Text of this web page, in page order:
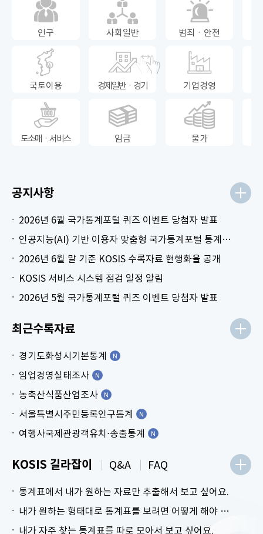
인구 사회일반 범죄ㆍ안전
국토이용 경제일반ㆍ경기 기업경영
도소매ㆍ서비스 임금 물가
공지사항
2026년 6월 국가통계포털 퀴즈 이벤트 당첨자 발표
인공지능(AI) 기반 이용자 맞춤형 국가통계포털 통계표 생성 시범 서비스 안내
2026년 6월 말 기준 KOSIS 수록자료 현행화율 공개
KOSIS 서비스 시스템 점검 일정 알림
2026년 5월 국가통계포털 퀴즈 이벤트 당첨자 발표
최근수록자료
경기도화성시기본통계
임업경영실태조사
농축산식품산업조사
서울특별시주민등록인구통계
여행사국제관광객유치⋅송출통계
KOSIS 길라잡이
통계표에서 내가 원하는 자료만 추출해서 보고 싶어요.
내가 원하는 형태대로 통계표를 보려면 어떻게 해야 하나요?
내가 자주 찾는 통계표를 따로 모아서 보고 싶어요.
Q&A FAQ